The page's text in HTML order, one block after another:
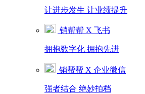
让进步发生 让业绩提升
销帮帮 X 飞书
拥抱数字化 拥抱先进
销帮帮 X 企业微信
强者结合 绝妙拍档